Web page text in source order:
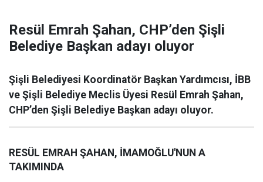
Resül Emrah Şahan, CHP’den Şişli
Belediye Başkan adayı oluyor
Şişli Belediyesi Koordinatör Başkan Yardımcısı, İBB
ve Şişli Belediye Meclis Üyesi Resül Emrah Şahan,
CHP’den Şişli Belediye Başkan adayı oluyor.
RESÜL EMRAH ŞAHAN, İMAMOĞLU'NUN A
TAKIMINDA